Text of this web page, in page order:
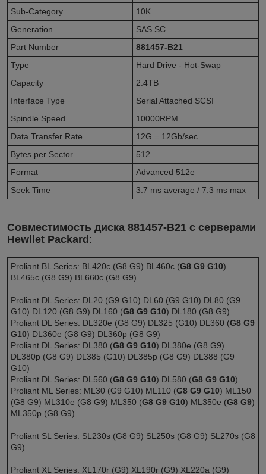
Sub-Category
10K
Generation
SAS SC
Part Number
881457-B21
Type
Hard Drive - Hot-Swap
Capacity
2.4TB
Interface Type
Serial Attached SCSI
Spindle Speed
10000RPM
Data Transfer Rate
12G = 12Gb/sec
Bytes per Sector
512
Format
Advanced 512e
Seek Time
3.7 ms average / 7.3 ms max
Совместимость диска 881457-B21 с серверами
Hewllet Packard:
Proliant BL Series: BL420c (G8 G9) BL460c (G8 G9 G10)
BL465c (G8 G9) BL660c (G8 G9)
Proliant DL Series: DL20 (G9 G10) DL60 (G9 G10) DL80 (G9
G10) DL120 (G8 G9) DL160 (G8 G9 G10) DL180 (G8 G9)
Proliant DL Series: DL320e (G8 G9) DL325 (G10) DL360 (G8 G9
G10) DL360e (G8 G9) DL360p (G8 G9)
Proliant DL Series: DL380 (G8 G9 G10) DL380e (G8 G9)
DL380p (G8 G9) DL385 (G10) DL385p (G8 G9) DL388 (G9
G10)
Proliant DL Series: DL560 (G8 G9 G10) DL580 (G8 G9 G10)
Proliant ML Series: ML30 (G9 G10) ML110 (G8 G9 G10) ML150
(G8 G9) ML310e (G8 G9) ML350 (G8 G9 G10) ML350e (G8 G9)
ML350p (G8 G9)
Proliant SL Series: SL230s (G8 G9) SL250s (G8 G9) SL270s (G8
G9)
Proliant XL Series: XL170r (G9) XL190r (G9) XL220a (G9)